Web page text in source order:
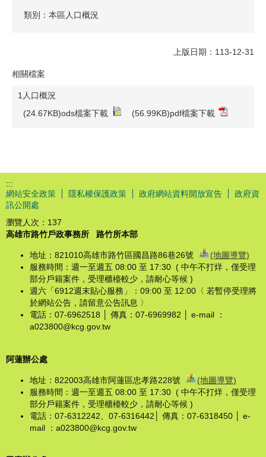
類別：本區人口概況
上版日期：113-12-31
相關檔案
1人口概況
(24.67KB)ods檔案下載
(56.99KB)pdf檔案下載
:::
網站安全政策
隱私權保護政策 政府網站資料開放宣告
政府資
訊公開處
瀏覽人次： 137
高雄市路竹戶政事務所
路竹所本部
地址：821010高雄市路竹區國昌路86巷26號
(地圖導覽)
服務時間：週一至週五 08:00 至 17:30 ( 中午不打烊，僅受理
部分戶籍案件，受理櫃檯較少，請耐心等候 )
週六「6912週末貼心服務」：09:00 至 12:00〈 若暫停受理將
於網站公告，請留意公告訊息 〉
電話：07-6962518 │ 傳真：07-6969982 │ e-mail ：
a023800@kcg.gov.tw
阿蓮辦公處
地址：822003高雄市阿蓮區忠孝路228號
(地圖導覽)
服務時間：週一至週五 08:00 至 17:30 ( 中午不打烊，僅受理
部分戶籍案件，受理櫃檯較少，請耐心等候 )
電話：07-6312242、07-6316442│ 傳真：07-6318450 │ e-
mail ：a023800@kcg.gov.tw